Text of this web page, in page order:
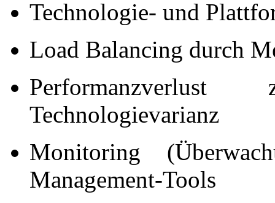
Technologie- und
Load Balancing durch
Technologievarianz
Monitoring
Management-Tools